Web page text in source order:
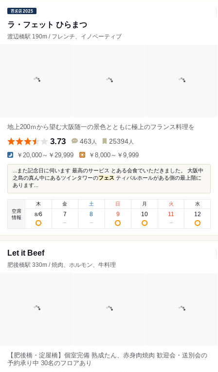
ラ・フェット ひらまつ
渡辺橋駅 190m / フレンチ、イノベーティブ
地上200ｍから望む大阪随一の景色とともに極上のフランス料理を
3.73 463 人 25394 人
￥20,000～￥29,999 ￥8,000～￥9,999
...また記念日に伺います 最高のサービス とある会食でいただきました。 大阪中
之島の真ん中にあるツインタワーのフェス ティバルホールがある側の最上階に
あります...
空席
情報
木
8/6
金
7
土
8
日
9
月
10
火
11
水
12
Let it Beef
肥後橋駅 330m / 焼肉、ホルモン、牛料理
【肥後橋・淀屋橋】個室完備 熟成たん、赤身肉焼肉 歓迎会・送別会の
予約承り中 30名のフロアあり